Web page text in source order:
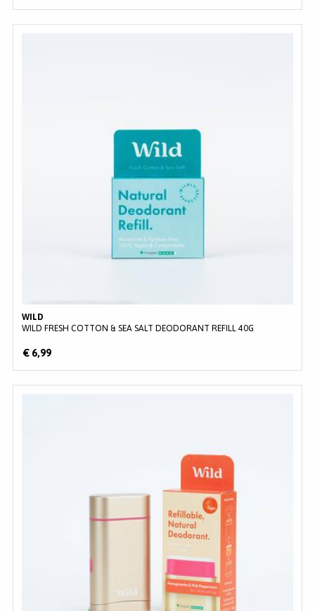
WILD
WILD FRESH COTTON & SEA SALT DEODORANT REFILL 40G
€ 6,99